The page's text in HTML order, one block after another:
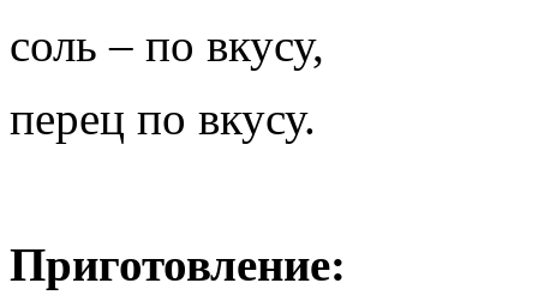
соль – по вкусу,
перец по вкусу.
Приготовление: